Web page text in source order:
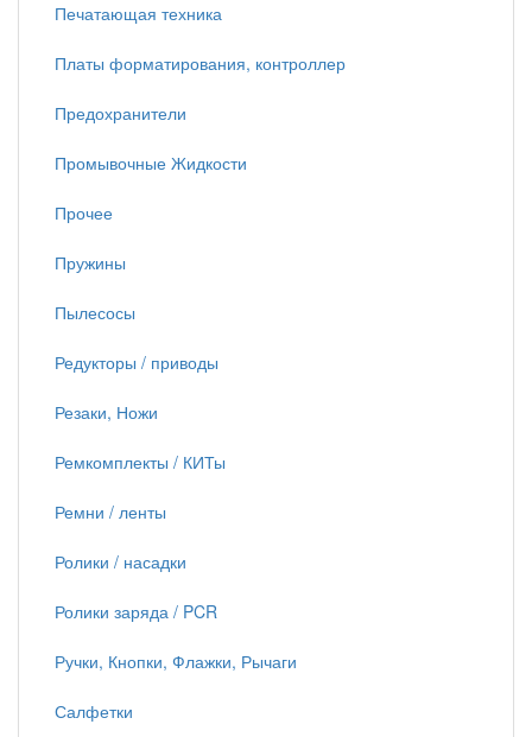
Печатающая техника
Платы форматирования, контроллер
Предохранители
Промывочные Жидкости
Прочее
Пружины
Пылесосы
Редукторы / приводы
Резаки, Ножи
Ремкомплекты / КИТы
Ремни / ленты
Ролики / насадки
Ролики заряда / PCR
Ручки, Кнопки, Флажки, Рычаги
Салфетки